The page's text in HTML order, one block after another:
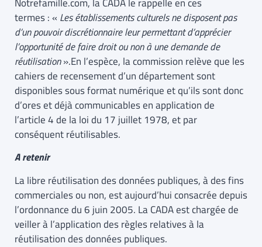
termes : « Les établissements culturels ne disposent pas
d’un pouvoir discrétionnaire leur permettant d’apprécier
l’opportunité de faire droit ou non à une demande de
réutilisation».En l’espèce, la commission relève que les
cahiers de recensement d’un département sont
disponibles sous format numérique et qu’ils sont donc
d’ores et déjà communicables en application de
l’article 4 de la loi du 17 juillet 1978, et par
conséquent réutilisables.
A retenir
La libre réutilisation des données publiques, à des fins
commerciales ou non, est aujourd’hui consacrée depuis
l’ordonnance du 6 juin 2005. La CADA est chargée de
veiller à l’application des règles relatives à la
réutilisation des données publiques.